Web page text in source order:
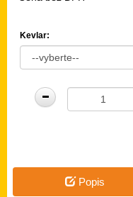
Kevlar:
Popis